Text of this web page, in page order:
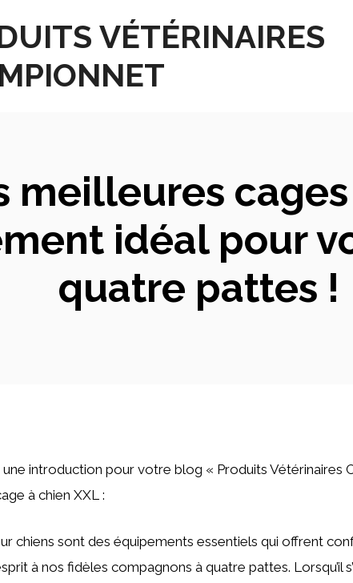
VÉTÉRINAIRES
cages
idéal pour
quatre pattes !
une introduction pour votre blog « Produits Vétérinaires
à chien XXL :
chiens sont des équipements essentiels qui offrent
à nos fidèles compagnons à quatre pattes. Lorsqu’il